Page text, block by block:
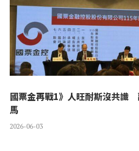
國票金再戰1》人旺耐斯沒共識
馬
2026-06-03